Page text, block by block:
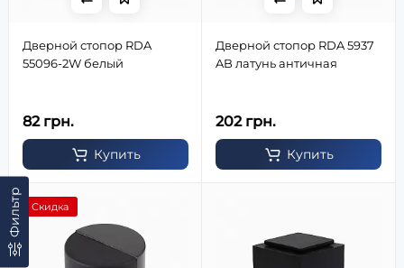
Фильтр
Дверной стопор RDA
55096-2W белый
82 грн.
Купить
Дверной стопор RDA 5937
AB латунь античная
202 грн.
Купить
Скидка